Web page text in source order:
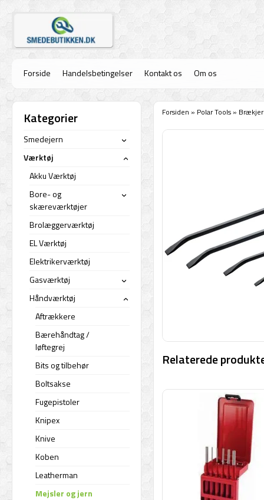
Forside Handelsbetingelser Kontakt os Om os
Forsiden » Polar Tools »
Relaterede
Kategorier
Smedejern ›
Værktøj ›
Akku Værktøj
Bore- og
skæreværktøjer
›
Brolæggerværktøj
EL Værktøj
Elektrikerværktøj
Gasværktøj
›
Håndværktøj ›
Aftrækkere
Bærehåndtag /
løftegrej
Bits og tilbehør
Boltsakse
Fugepistoler
Knipex
Knive
Koben
Leatherman
Mejsler og jern